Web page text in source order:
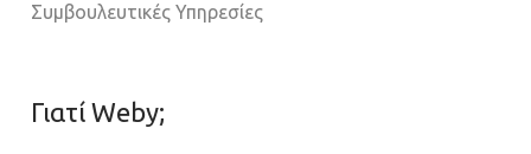
Συμβουλευτικές Υπηρεσίες
Γιατί Weby;